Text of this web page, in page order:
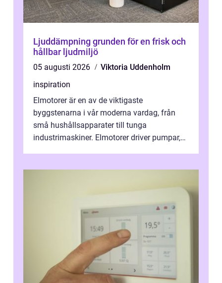
Ljuddämpning grunden för en frisk och
hållbar ljudmiljö
05 augusti 2026
Viktoria Uddenholm
inspiration
Elmotorer är en av de viktigaste
byggstenarna i vår moderna vardag, från
små hushållsapparater till tunga
industrimaskiner. Elmotorer driver pumpar,